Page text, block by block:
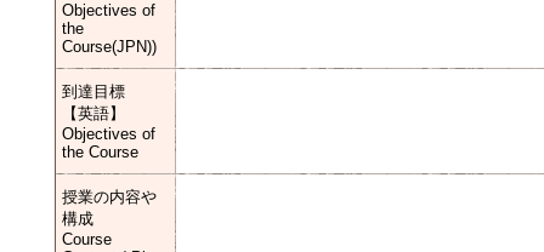
Objectives of
the
Course(JPN))
到達目標
【英語】
Objectives of
the Course
授業の内容や
構成
Course